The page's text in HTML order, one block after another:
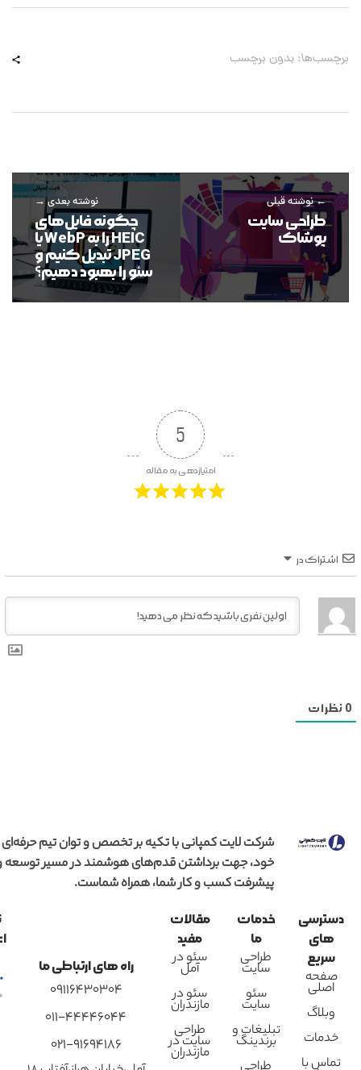
برچسب‌ها: بدون برچسب
نوشته قبلی
طراحی سایت
پوشاک
نوشته بعدی
چگونه فایل‌های
HEIC را به WebP یا
JPEG تبدیل کنیم و
سئو را بهبود دهیم؟
5
امتیازدهی به مقاله
اشتراک در
0 نظرات
شرکت لایت کمپانی با تکیه بر تخصص و توان تیم حرفه‌ای
خود، جهت برداشتن قدم‌های هوشمند در مسیر توسعه
پیشرفت کسب و کار شما، همراه شماست.
دسترسی
های
سریع
صفحه
اصلی
وبلاگ
خدمات
تماس با
خدمات
ما
طراحی
سایت
سئو
سایت
تبلیغات و
برندینگ
مقالات
مفید
سئو در
آمل
سئو در
مازندران
طراحی
سایت در
مازندران
راه های ارتباطی ما
09116430304
011-44446044
021-91694186